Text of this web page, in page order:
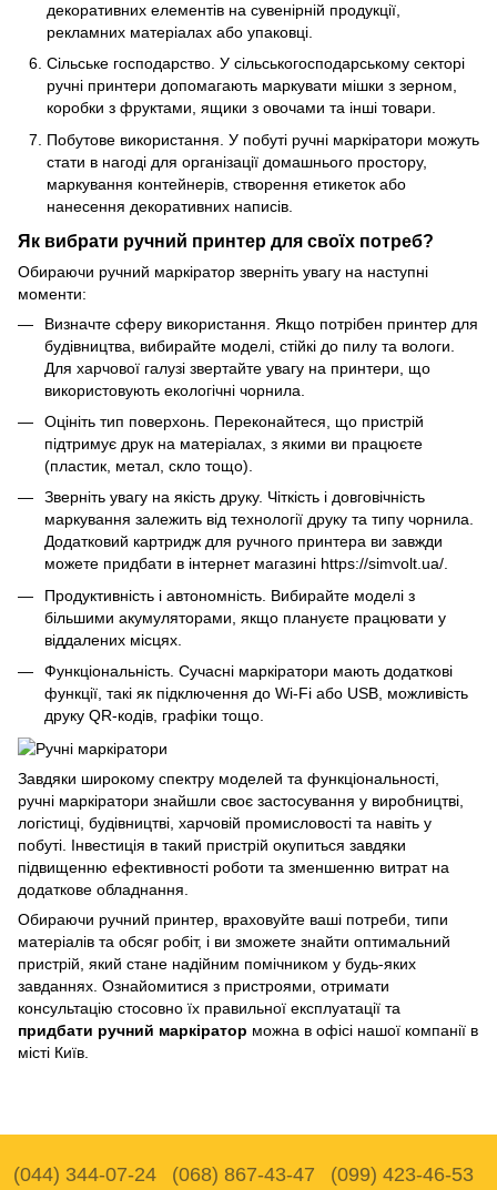
декоративних елементів на сувенірній продукції,
рекламних матеріалах або упаковці.
Сільське господарство. У сільськогосподарському секторі
ручні принтери допомагають маркувати мішки з зерном,
коробки з фруктами, ящики з овочами та інші товари.
Побутове використання. У побуті ручні маркіратори можуть
стати в нагоді для організації домашнього простору,
маркування контейнерів, створення етикеток або
нанесення декоративних написів.
Як вибрати ручний принтер для своїх потреб?
Обираючи ручний маркіратор зверніть увагу на наступні
моменти:
Визначте сферу використання. Якщо потрібен принтер для
будівництва, вибирайте моделі, стійкі до пилу та вологи.
Для харчової галузі звертайте увагу на принтери, що
використовують екологічні чорнила.
Оцініть тип поверхонь. Переконайтеся, що пристрій
підтримує друк на матеріалах, з якими ви працюєте
(пластик, метал, скло тощо).
Зверніть увагу на якість друку. Чіткість і довговічність
маркування залежить від технології друку та типу чорнила.
Додатковий картридж для ручного принтера ви завжди
можете придбати в інтернет магазині https://simvolt.ua/.
Продуктивність і автономність. Вибирайте моделі з
більшими акумуляторами, якщо плануєте працювати у
віддалених місцях.
Функціональність. Сучасні маркіратори мають додаткові
функції, такі як підключення до Wi-Fi або USB, можливість
друку QR-кодів, графіки тощо.
Завдяки широкому спектру моделей та функціональності,
ручні маркіратори знайшли своє застосування у виробництві,
логістиці, будівництві, харчовій промисловості та навіть у
побуті. Інвестиція в такий пристрій окупиться завдяки
підвищенню ефективності роботи та зменшенню витрат на
додаткове обладнання.
Обираючи ручний принтер, враховуйте ваші потреби, типи
матеріалів та обсяг робіт, і ви зможете знайти оптимальний
пристрій, який стане надійним помічником у будь-яких
завданнях. Ознайомитися з пристроями, отримати
консультацію стосовно їх правильної експлуатації та
придбати ручний маркіратор можна в офісі нашої компанії в
місті Київ.
(044) 344-07-24 (068) 867-43-47 (099) 423-46-53